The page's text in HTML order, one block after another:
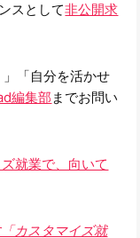
スとして非公開求
」「自分を活かせ
編集部 までお問い
就業で、向いて
カスタマイズ就